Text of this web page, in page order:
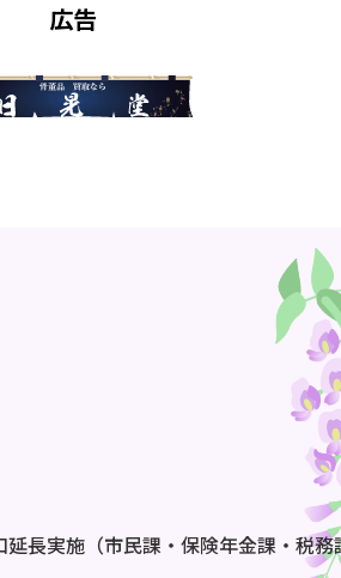
広告
長実施（市民課・保険年金課・税